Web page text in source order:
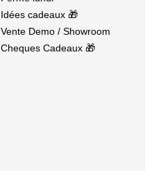
Idées cadeaux 🎁
Vente Demo / Showroom
Cheques Cadeaux 🎁